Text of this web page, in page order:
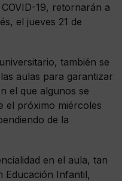
19, retornarán a
el jueves 21 de
también se
aulas para garantizar
el que algunos se
el próximo miércoles
de la
en el aula, tan
Educación Infantil,